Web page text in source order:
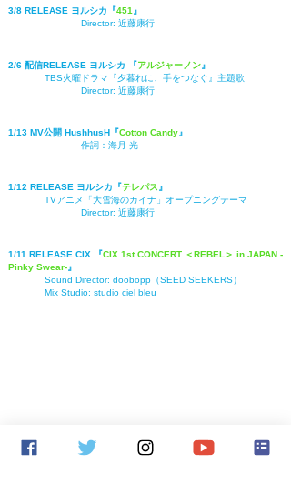
3/8 RELEASE ヨルシカ『451 』
Director: 近藤康行
2/6 配信RELEASE ヨルシカ 『アルジャーノン』
TBS火曜ドラマ『夕暮れに、手をつなぐ』主題歌
Director: 近藤康行
1/13 MV公開 HushhusH『Cotton Candy』
作詞：海月 光
1/12 RELEASE ヨルシカ『テレパス 』
TVアニメ「大雪海のカイナ」オープニングテーマ
​Director: 近藤康行
1/11 RELEASE CIX 『CIX 1st CONCERT ＜REBEL＞ in JAPAN -
Pinky Swear-』
Sound Director: doobopp（SEED SEEKERS）
Mix Studio: studio ciel bleu